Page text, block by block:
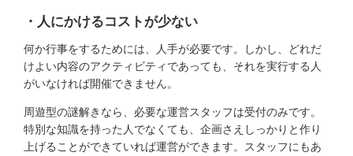
・人にかけるコストが少ない
何か行事をするためには、人手が必要です。しかし、どれだ
けよい内容のアクティビティであっても、それを実行する人
がいなければ開催できません。
周遊型の謎解きなら、必要な運営スタッフは受付のみです。
特別な知識を持った人でなくても、企画さえしっかりと作り
上げることができていれば運営ができます。スタッフにもあ